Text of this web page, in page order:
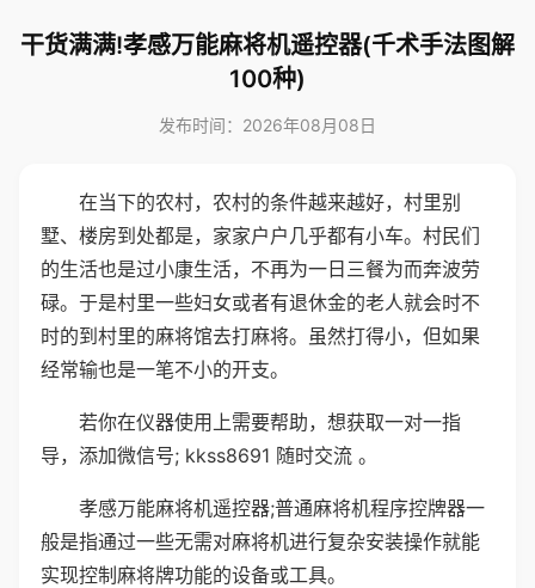
干货满满!孝感万能麻将机遥控器(千术手法图解
100种)
发布时间：2026年08月08日
在当下的农村，农村的条件越来越好，村里别
墅、楼房到处都是，家家户户几乎都有小车。村民们
的生活也是过小康生活，不再为一日三餐为而奔波劳
碌。于是村里一些妇女或者有退休金的老人就会时不
时的到村里的麻将馆去打麻将。虽然打得小，但如果
经常输也是一笔不小的开支。
若你在仪器使用上需要帮助，想获取一对一指
导，添加微信号; kkss8691 随时交流 。
孝感万能麻将机遥控器;普通麻将机程序控牌器一
般是指通过一些无需对麻将机进行复杂安装操作就能
实现控制麻将牌功能的设备或工具。